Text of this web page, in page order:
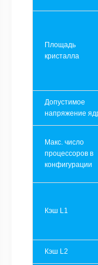
Площадь
кристалла
Допустимое
напряжение
Макс. число
процессоров в
конфигурации
Кэш L1
Кэш L2